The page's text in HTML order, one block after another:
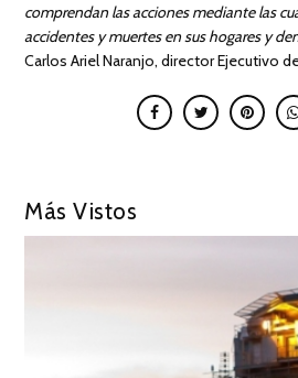
comprendan las acciones mediante las
accidentes y muertes en sus hogares y
Carlos Ariel Naranjo, director Ejecutivo
Más Vistos